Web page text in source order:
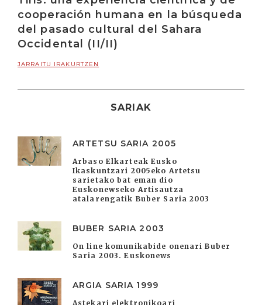
cooperación humana en la búsqueda
del pasado cultural del Sahara
Occidental (II/II)
JARRAITU IRAKURTZEN
SARIAK
ARTETSU SARIA 2005
Arbaso Elkarteak Eusko
Ikaskuntzari 2005eko Artetsu
sarietako bat eman dio
Euskonewseko Artisautza
atalarengatik Buber Saria 2003
BUBER SARIA 2003
On line komunikabide onenari Buber
Saria 2003. Euskonews
ARGIA SARIA 1999
Astekari elektronikoari